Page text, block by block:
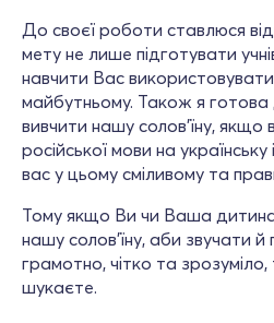
До своєї роботи ставлюся
мету не лише підготувати
навчити Вас використовувати
майбутньому. Також я
вивчити нашу солов'їну, якщо
російської мови на
вас у цьому сміливому та
Тому якщо Ви чи Ваша
нашу солов'їну, аби звучати
грамотно, чітко та
шукаєте.